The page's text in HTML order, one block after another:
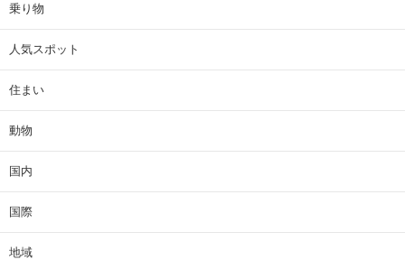
乗り物
人気スポット
住まい
動物
国内
国際
地域